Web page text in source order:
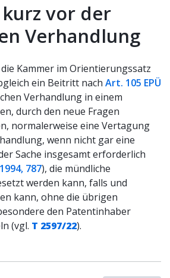
vor der
Verhandlung
Kammer im Orientierungssatz
ein Beitritt nach Art. 105 EPÜ
Verhandlung in einem
durch den neue Fragen
normalerweise eine Vertagung
wenn nicht gar eine
Sache insgesamt erforderlich
787), die mündliche
werden kann, falls und
kann, ohne die übrigen
den Patentinhaber
(vgl. T 2597/22).